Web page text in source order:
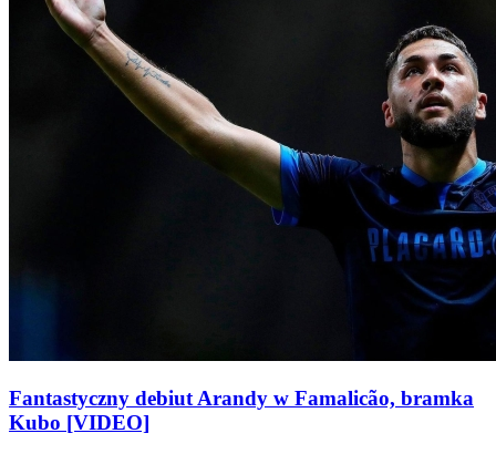
Fantastyczny debiut Arandy w Famalicão, bramka
Kubo [VIDEO]